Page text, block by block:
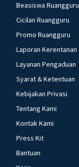
Beasiswa Ruangguru
Cicilan Ruangguru
Promo Ruangguru
Laporan Kerentanan
Layanan Pengaduan
Syarat & Ketentuan
Kebijakan Privasi
Tentang Kami
Kontak Kami
Press Kit
Bantuan